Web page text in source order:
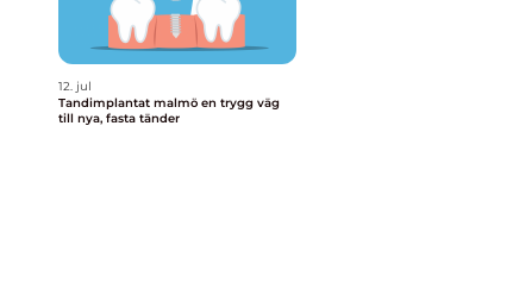
12. jul
Tandimplantat malmö en trygg väg
till nya, fasta tänder